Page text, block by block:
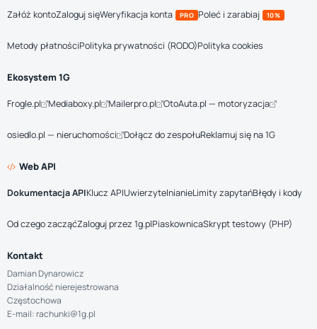
Załóż kontoZaloguj sięWeryfikacja konta PRO Poleć i zarabiaj 10%
Metody płatnościPolityka prywatności (RODO)Polityka cookies
Ekosystem 1G
Frogle.pl Mediaboxy.pl Mailerpro.pl OtoAuta.pl — motoryzacja
osiedlo.pl — nieruchomości Dołącz do zespołuReklamuj się na 1G
Web API
Dokumentacja APIKlucz APIUwierzytelnianieLimity zapytańBłędy i kody
Od czego zacząćZaloguj przez 1g.plPiaskownicaSkrypt testowy (PHP)
Kontakt
Damian Dynarowicz
Działalność nierejestrowana
Częstochowa
E-mail: rachunki@1g.pl